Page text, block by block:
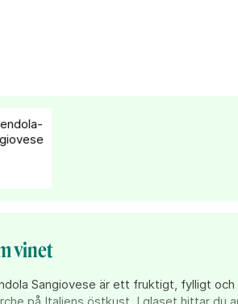
vinet
Sangiovese är ett fruktigt, fylligt